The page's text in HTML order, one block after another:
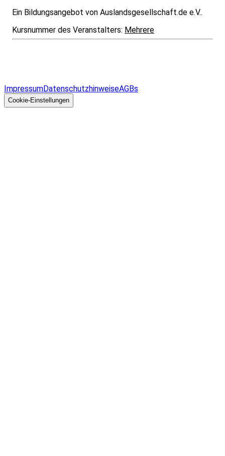
Ein Bildungsangebot von Auslandsgesellschaft.de e.V..
Kursnummer des Veranstalters: Mehrere
ImpressumDatenschutzhinweiseAGBs
Cookie-Einstellungen